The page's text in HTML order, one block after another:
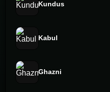
Kundus
Kabul
Ghazni